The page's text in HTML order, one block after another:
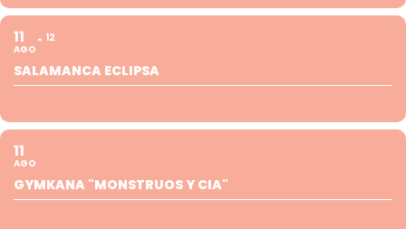
11
AGO
12
SALAMANCA ECLIPSA
11
AGO
GYMKANA "MONSTRUOS Y CIA"